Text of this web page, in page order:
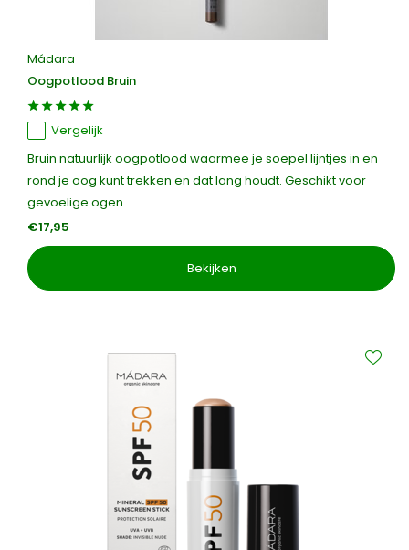
Mádara
Oogpotlood Bruin
Vergelijk
Bruin natuurlijk oogpotlood waarmee je soepel lijntjes in en
rond je oog kunt trekken en dat lang houdt. Geschikt voor
gevoelige ogen.
€17,95
Bekijken